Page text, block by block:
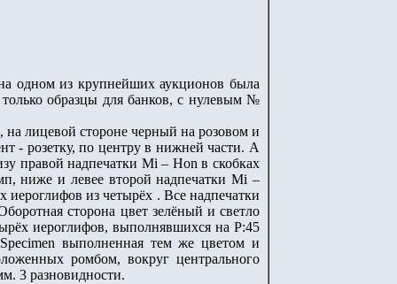
одном из крупнейших аукционов была
образцы для банков, с нулевым №
лицевой стороне черный на розовом и
- розетку, по центру в нижней части. А
правой надпечатки Mi – Hon в скобках
ниже и левее второй надпечатки Mi –
из четырёх . Все надпечатки
сторона цвет зелёный и светло
иероглифов, выполнявшихся на P:45
выполненная тем же цветом и
ромбом, вокруг центрального
3 разновидности.